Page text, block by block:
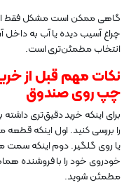
گاهی ممکن است مشکل فقط از
چراغ آسیب دیده یا آب به
انتخاب مطمئن‌تری است.
چپ روی صندوق
برای اینکه خرید دقیق‌تری
را بررسی کنید. اول اینکه
یا روی گلگیر. دوم اینکه
مطمئن شوید.